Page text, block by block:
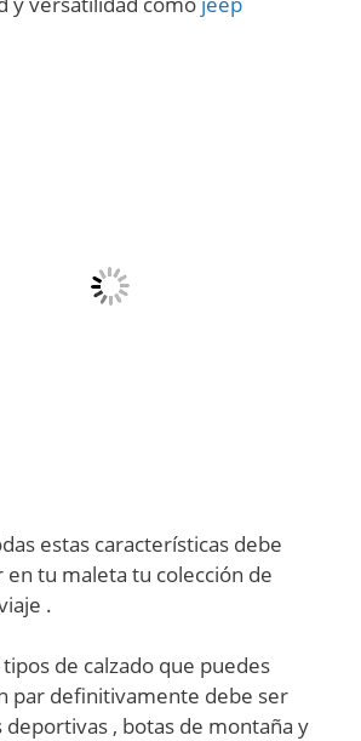
estas características debe
tu maleta tu colección de
.
de calzado que puedes
par definitivamente debe ser
deportivas , botas de montaña y